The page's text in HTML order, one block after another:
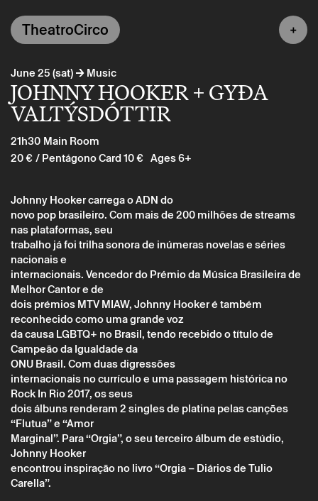
June 25 (sat)→Music
JOHNNY HOOKER + GYÐA
VALTÝSDÓTTIR
21h30 Main Room
20 €/ Pentágono Card 10 € Ages 6+
Johnny Hooker carrega o ADN do
novo pop brasileiro. Com mais de 200 milhões de streams
nas plataformas, seu
trabalho já foi trilha sonora de inúmeras novelas e séries
nacionais e
internacionais. Vencedor do Prémio da Música Brasileira de
Melhor Cantor e de
dois prémios MTV MIAW, Johnny Hooker é também
reconhecido como uma grande voz
da causa LGBTQ+ no Brasil, tendo recebido o título de
Campeão da Igualdade da
ONU Brasil. Com duas digressões
internacionais no currículo e uma passagem histórica no
Rock In Rio 2017, os seus
dois álbuns renderam 2 singles de platina pelas canções
“Flutua” e “Amor
Marginal”. Para “Orgia”, o seu terceiro álbum de estúdio,
Johnny Hooker
encontrou inspiração no livro “Orgia – Diários de Tulio
Carella”.
TheatroCirco